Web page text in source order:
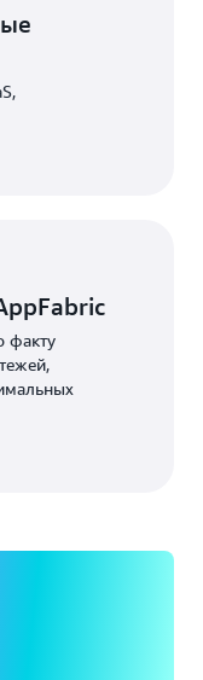
факту